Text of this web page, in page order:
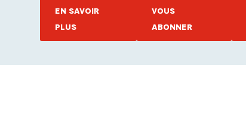
EN SAVOIR
PLUS
VOUS
ABONNER